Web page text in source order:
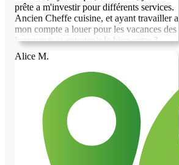
prête a m'investir pour différents services.
Ancien Cheffe cuisine, et ayant travailler a
mon compte a louer pour les vacances des
logements et entretenir le bien entre 2
locations, assez bricoleuse, et j'aime
beaucoup le jardinage. Je reste a votre
disposition pour plus de renseignements.
Alice M.